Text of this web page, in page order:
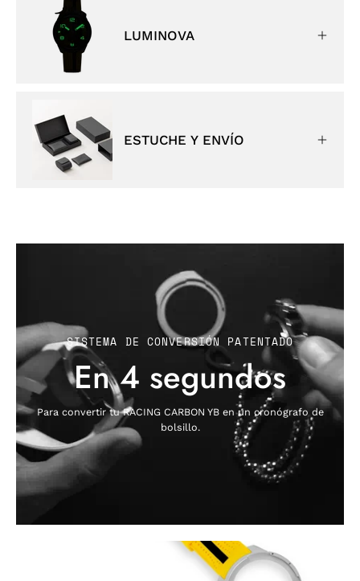
LUMINOVA
ESTUCHE Y ENVÍO
SISTEMA DE CONVERSIÓN PATENTADO
En 5 segundos
Para convertir tu RACING CARBON YB en un cronógrafo de
bolsillo.